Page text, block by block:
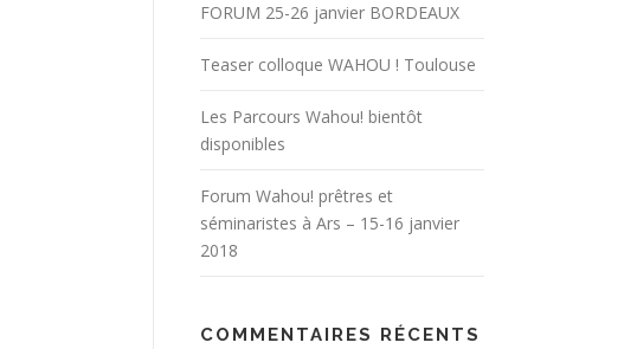
FORUM 25-26 janvier BORDEAUX
Teaser colloque WAHOU ! Toulouse
Les Parcours Wahou! bientôt
disponibles
Forum Wahou! prêtres et
séminaristes à Ars – 15-16 janvier
2018
COMMENTAIRES RÉCENTS